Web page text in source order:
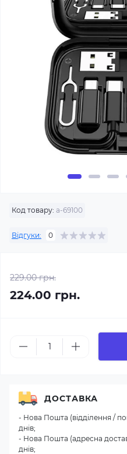
Код товару: a-69100
Відгуки: 0
229.00 грн.
224.00 грн.
ДОСТАВКА
- Нова Пошта (відділення /
днів;
- Нова Пошта (адресна
днів;